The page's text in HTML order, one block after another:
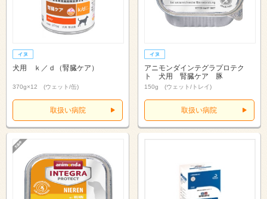
犬用 ｋ／ｄ（腎臓ケア）
370g×12 (ウェット/缶)
取扱い病院
アニモンダインテグラプロテク
ト 犬用 腎臓ケア 豚
150g (ウェット/トレイ)
取扱い病院